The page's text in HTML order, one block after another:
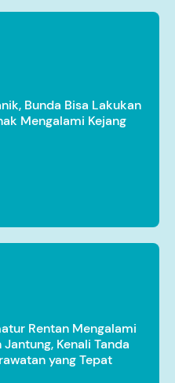
Bunda Bisa Lakukan
Mengalami Kejang
Rentan Mengalami
Jantung, Kenali Tanda
yang Tepat